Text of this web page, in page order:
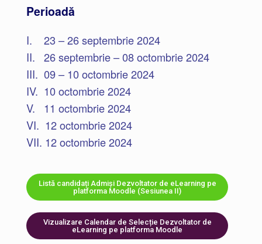
Perioadă
I. 23 – 26 septembrie 2024
II. 26 septembrie – 08 octombrie 2024
III. 09 – 10 octombrie 2024
IV. 10 octombrie 2024
V. 11 octombrie 2024
VI. 12 octombrie 2024
VII. 12 octombrie 2024
Listă candidați Admiși Dezvoltator de eLearning pe
platforma Moodle (Sesiunea II)
Vizualizare Calendar de Selecție Dezvoltator de
eLearning pe platforma Moodle